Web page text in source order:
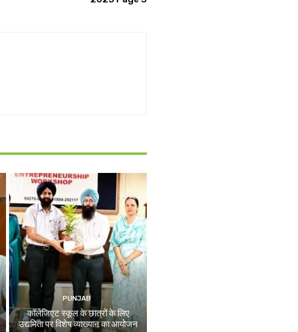
PUNJAB
कॉलेजिएट स्कूल के छात्रों के लिए
उद्यमिता पर विशेष व्याख्यान का आयोजन